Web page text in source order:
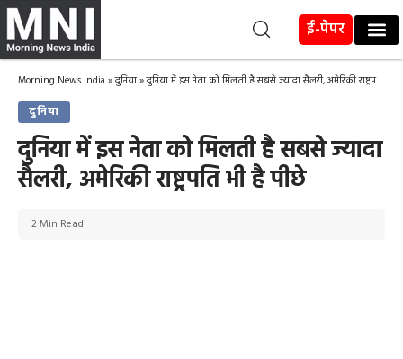
ई-पेपर
Morning News India »दुनिया»दुनिया में इस नेता को मिलती है सबसे ज्यादा सैलरी, अमेरिकी राष्ट्रपति भी है पीछे
दुनिया
दुनिया में इस नेता को मिलती है सबसे ज्यादा
सैलरी, अमेरिकी राष्ट्रपति भी है पीछे
2 Min Read